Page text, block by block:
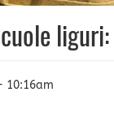
10:16am